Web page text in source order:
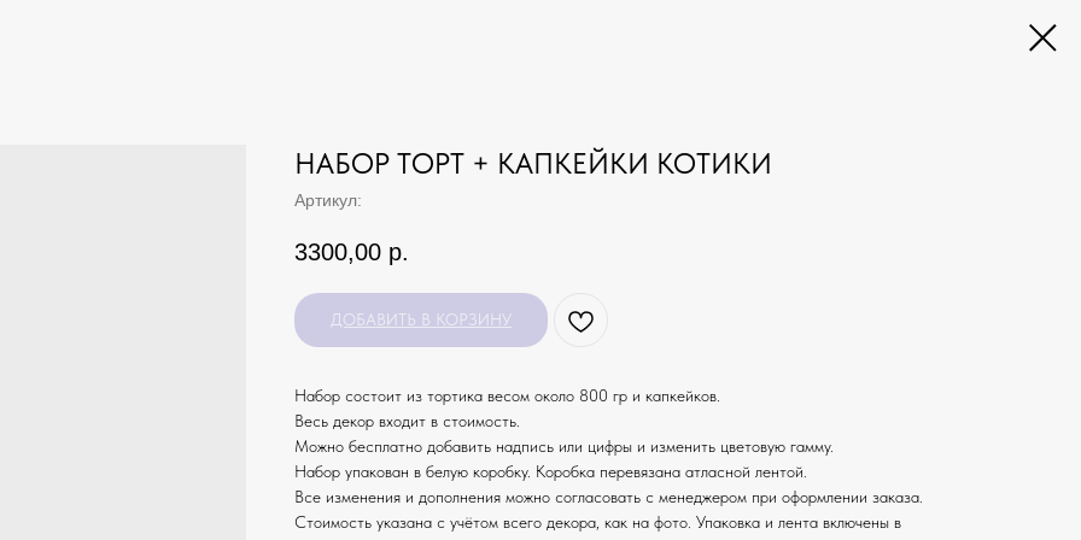
НАБОР ТОРТ + КАПКЕЙКИ КОТИКИ
Артикул:
3300,00 р.
ДОБАВИТЬ В КОРЗИНУ
Набор состоит из тортика весом около 800 гр и капкейков.
Весь декор входит в стоимость.
Можно бесплатно добавить надпись или цифры и изменить цветовую гамму.
Набор упакован в белую коробку. Коробка перевязана атласной лентой.
Все изменения и дополнения можно согласовать с менеджером при оформлении заказа.
Стоимость указана с учётом всего декора, как на фото. Упаковка и лента включены в